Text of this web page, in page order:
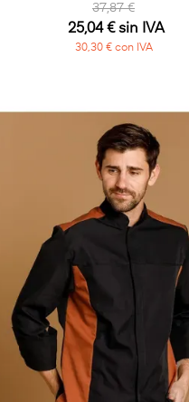
37,87 €
25,04 € sin IVA
30,30 € con IVA